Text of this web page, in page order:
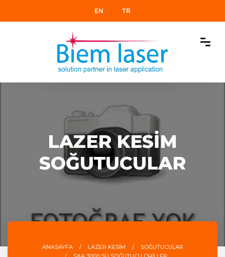
EN TR
LAZER KESİM
SOĞUTUCULAR
ANASAYFA LAZER KESİM
SOĞUTUCULAR